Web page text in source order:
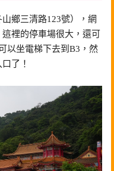
鄉三清路123號），網
裡的停車場很大，還可
以坐電梯下去到B3，然
了！